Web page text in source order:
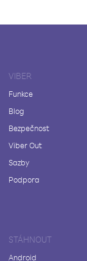
VIBER
Funkce
Blog
Bezpečnost
Viber Out
Sazby
Podpora
STÁHNOUT
Android